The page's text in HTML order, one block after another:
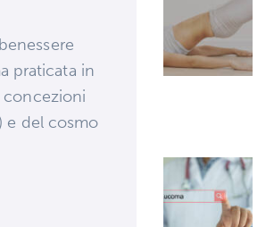
praticata in
concezioni
e del cosmo